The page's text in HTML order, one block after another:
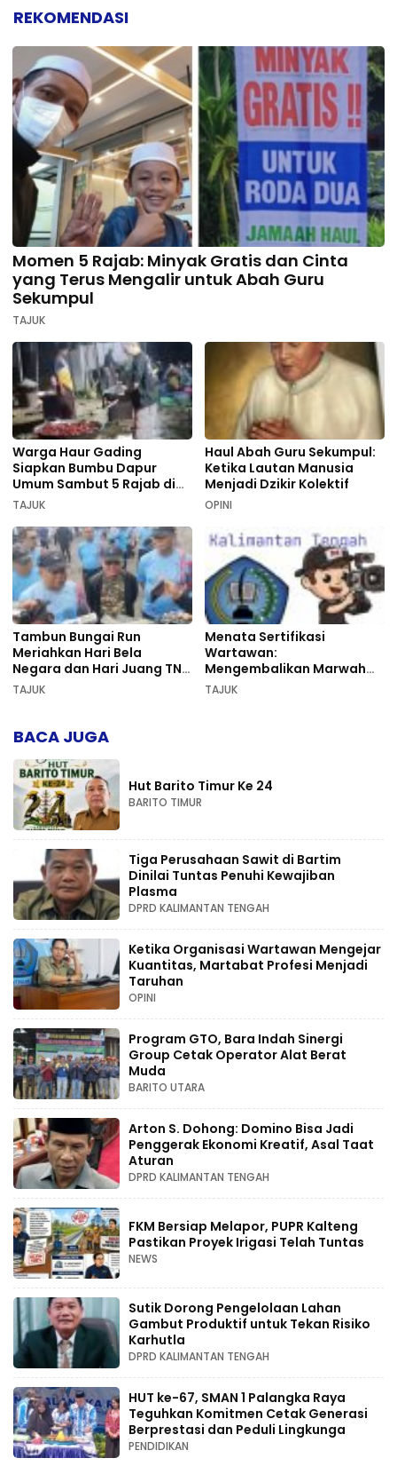
REKOMENDASI
Momen 5 Rajab: Minyak Gratis dan Cinta
yang Terus Mengalir untuk Abah Guru
Sekumpul
TAJUK
Warga Haur Gading
Siapkan Bumbu Dapur
Umum Sambut 5 Rajab di
Sekumpul
TAJUK
Haul Abah Guru Sekumpul:
Ketika Lautan Manusia
Menjadi Dzikir Kolektif
OPINI
Tambun Bungai Run
Meriahkan Hari Bela
Negara dan Hari Juang TNI
AD di Palangka Raya
TAJUK
Menata Sertifikasi
Wartawan:
Mengembalikan Marwah
Pers dan Keadilan
TAJUK
BACA JUGA
Hut Barito Timur Ke 24
BARITO TIMUR
Tiga Perusahaan Sawit di Bartim
Dinilai Tuntas Penuhi Kewajiban
Plasma
DPRD KALIMANTAN TENGAH
Ketika Organisasi Wartawan Mengejar
Kuantitas, Martabat Profesi Menjadi
Taruhan
OPINI
Program GTO, Bara Indah Sinergi
Group Cetak Operator Alat Berat
Muda
BARITO UTARA
Arton S. Dohong: Domino Bisa Jadi
Penggerak Ekonomi Kreatif, Asal Taat
Aturan
DPRD KALIMANTAN TENGAH
FKM Bersiap Melapor, PUPR Kalteng
Pastikan Proyek Irigasi Telah Tuntas
NEWS
Sutik Dorong Pengelolaan Lahan
Gambut Produktif untuk Tekan Risiko
Karhutla
DPRD KALIMANTAN TENGAH
HUT ke-67, SMAN 1 Palangka Raya
Teguhkan Komitmen Cetak Generasi
Berprestasi dan Peduli Lingkunga
PENDIDIKAN